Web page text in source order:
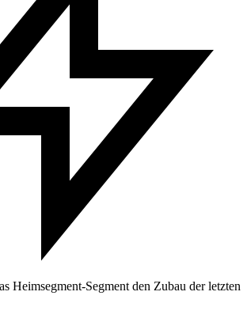
Heimsegment-Segment den Zubau der letzten